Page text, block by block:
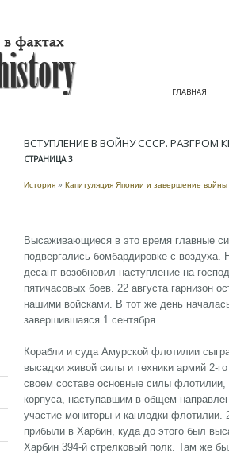
ГЛАВНАЯ
ВСТУПЛЕНИЕ В ВОЙНУ СССР. РАЗГРОМ
СТРАНИЦА 3
История » Капитуляция Японии и завершение
Высаживающиеся в это время главные
подвергались бомбардировке с
десант возобновил наступление на
пятичасовых боев. 22 августа гарнизон
нашими войсками. В тот же день
завершившаяся 1 сентября.
Корабли и суда Амурской флотилии
высадки живой силы и техники армий 2-
своем составе основные силы флотилии,
корпуса, наступавшим в общем
участие мониторы и канлодки флотилии.
прибыли в Харбин, куда до этого был
Харбин 394-й стрелковый полк. Там же